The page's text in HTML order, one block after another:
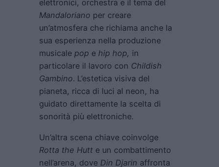
elettronici, orchestra e il tema del
Mandaloriano per creare
un’atmosfera che richiama anche la
sua esperienza nella produzione
musicale pop e hip hop, in
particolare il lavoro con Childish
Gambino. L’estetica visiva del
pianeta, ricca di luci al neon, ha
guidato direttamente la scelta di
sonorità più elettroniche.
Un’altra scena chiave coinvolge
Rotta the Hutt e un combattimento
nell’arena, dove Din Djarin affronta